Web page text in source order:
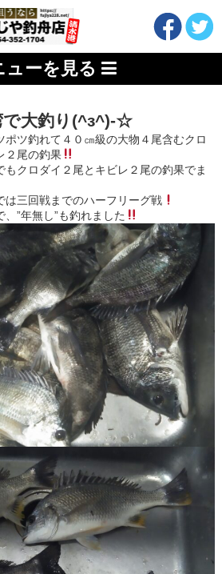
ューを見る
で大釣り(^з^)-☆
ツ釣れて４０㎝級の大物４尾含むクロ
２尾の釣果
クロダイ２尾とキビレ２尾の釣果でま
は三回戦までのハーフリーグ戦
”年無し”も釣れました